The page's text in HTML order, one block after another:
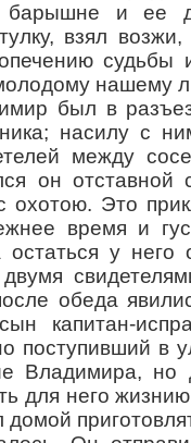
и ее
взял
судьбы
нашему
был в
насилу с
между
он отставной
охотою. Это
время и
у него
обеда
капитан-
поступивший в
Владимира, но
для него
домой